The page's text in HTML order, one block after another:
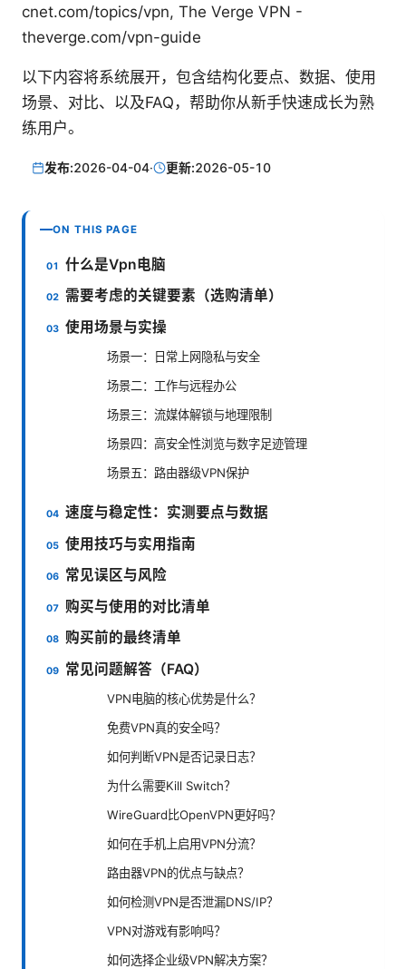
cnet.com/topics/vpn, The Verge VPN -
theverge.com/vpn-guide
以下内容将系统展开，包含结构化要点、数据、使用
场景、对比、以及FAQ，帮助你从新手快速成长为熟
练用户。
发布:2026-04-04· 更新:2026-05-10
ON THIS PAGE
什么是Vpn电脑
需要考虑的关键要素（选购清单）
使用场景与实操
场景一：日常上网隐私与安全
场景二：工作与远程办公
场景三：流媒体解锁与地理限制
场景四：高安全性浏览与数字足迹管理
场景五：路由器级VPN保护
速度与稳定性：实测要点与数据
使用技巧与实用指南
常见误区与风险
购买与使用的对比清单
购买前的最终清单
常见问题解答（FAQ）
VPN电脑的核心优势是什么？
免费VPN真的安全吗？
如何判断VPN是否记录日志？
为什么需要Kill Switch？
WireGuard比OpenVPN更好吗？
如何在手机上启用VPN分流？
路由器VPN的优点与缺点？
如何检测VPN是否泄漏DNS/IP？
VPN对游戏有影响吗？
如何选择企业级VPN解决方案？